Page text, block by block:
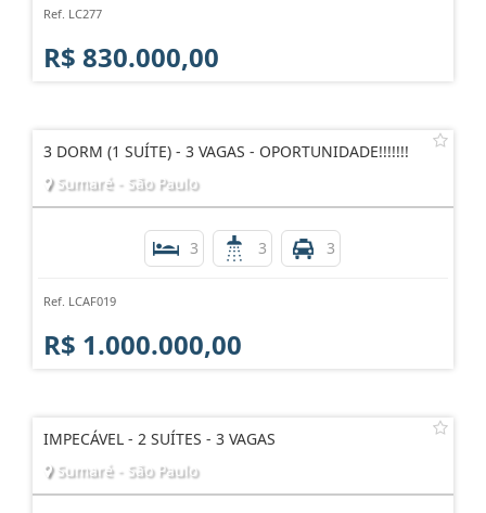
Ref. LC277
R$ 830.000,00
3 DORM (1 SUÍTE) - 3 VAGAS - OPORTUNIDADE!!!!!!!
Sumaré - São Paulo
3 3 3
Ref. LCAF019
R$ 1.000.000,00
IMPECÁVEL - 2 SUÍTES - 3 VAGAS
Sumaré - São Paulo